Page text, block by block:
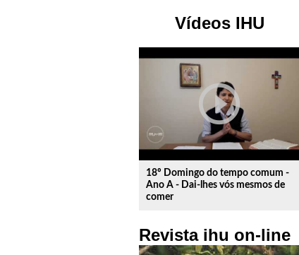
Vídeos IHU
play_circle_outline
18º Domingo do tempo comum -
Ano A - Dai-lhes vós mesmos de
comer
Revista ihu on-line